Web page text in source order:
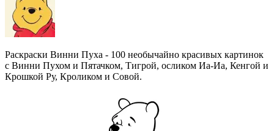
Раскраски Винни Пуха - 100 необычайно красивых картинок
с Винни Пухом и Пятачком, Тигрой, осликом Иа-Иа, Кенгой и
Крошкой Ру, Кроликом и Совой.